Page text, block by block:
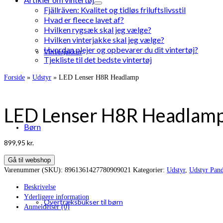
Vinterjakker
Børn
Overtræksbukser til børn
Fjällräven: Kvalitet og tidløs friluftslivsstil
Hvad er fleece lavet af?
Hvilken rygsæk skal jeg vælge?
Hvilken vinterjakke skal jeg vælge?
Hvordan plejer og opbevarer du dit vintertøj?
Tjekliste til det bedste vintertøj
Forside » Udstyr » LED Lenser H8R Headlamp
LED Lenser H8R
899,95 kr.
Gå til webshop
Varenummer (SKU): 8961361427780909021 Kategorier: Udstyr, Udstyr
Beskrivelse
Yderligere information
Anmeldelser (0)